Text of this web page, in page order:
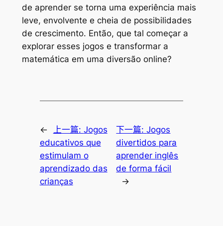
de aprender se torna uma experiência mais
leve, envolvente e cheia de possibilidades
de crescimento. Então, que tal começar a
explorar esses jogos e transformar a
matemática em uma diversão online?
← 上一篇: Jogos
educativos que
estimulam o
aprendizado das
crianças
下一篇:Jogos
divertidos para
aprender inglês
de forma fácil
→